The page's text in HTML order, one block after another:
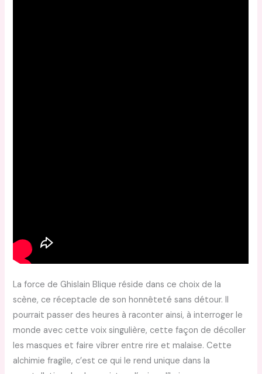
La force de Ghislain Blique réside dans ce choix de la
scène, ce réceptacle de son honnêteté sans détour. Il
pourrait passer des heures à raconter ainsi, à interroger le
monde avec cette voix singulière, cette façon de décoller
les masques et faire vibrer entre rire et malaise. Cette
alchimie fragile, c’est ce qui le rend unique dans la